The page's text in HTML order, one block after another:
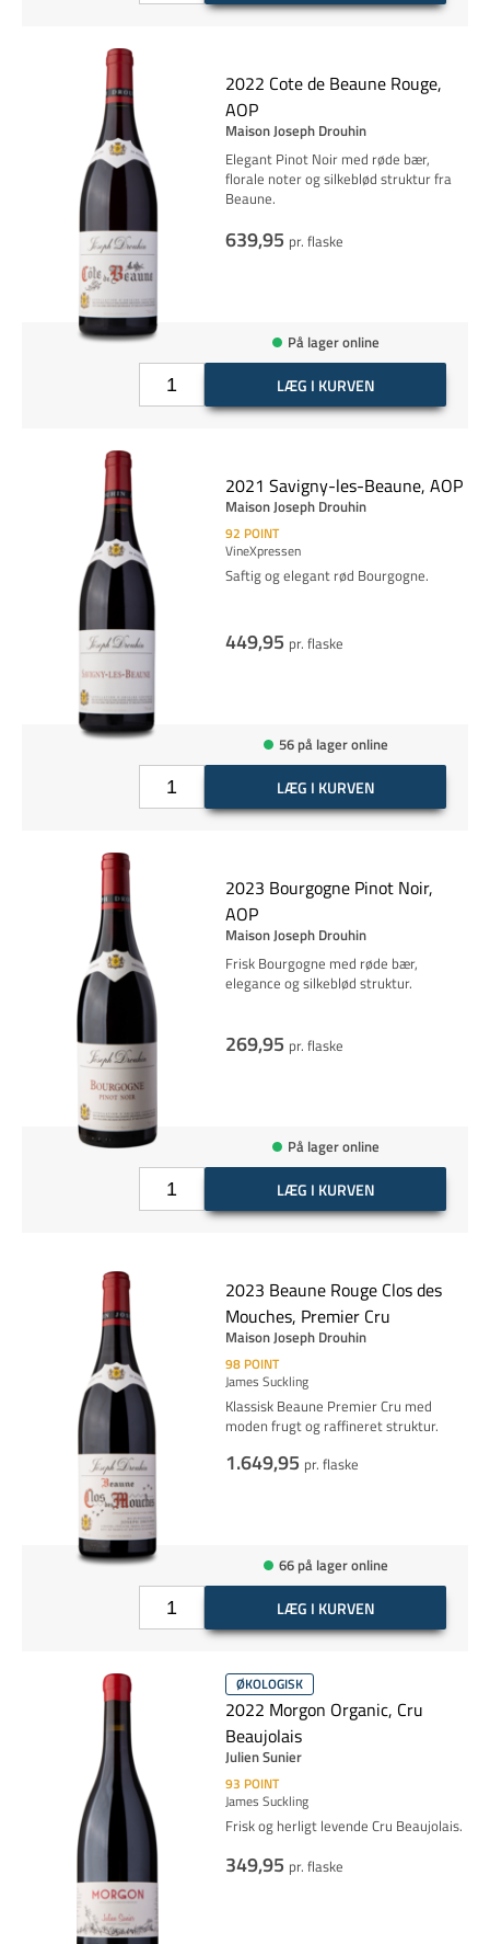
2022 Cote de Beaune Rouge,
AOP
Maison Joseph Drouhin
Elegant Pinot Noir med røde bær,
florale noter og silkeblød struktur fra
Beaune.
639,95 pr. flaske
På lager online
LÆG I KURVEN
2021 Savigny-les-Beaune, AOP
Maison Joseph Drouhin
92 POINT
VineXpressen
Saftig og elegant rød Bourgogne.
449,95 pr. flaske
56 på lager online
LÆG I KURVEN
2023 Bourgogne Pinot Noir,
AOP
Maison Joseph Drouhin
Frisk Bourgogne med røde bær,
elegance og silkeblød struktur.
269,95 pr. flaske
På lager online
LÆG I KURVEN
2023 Beaune Rouge Clos des
Mouches, Premier Cru
Maison Joseph Drouhin
98 POINT
James Suckling
Klassisk Beaune Premier Cru med
moden frugt og raffineret struktur.
1.649,95 pr. flaske
66 på lager online
LÆG I KURVEN
ØKOLOGISK
2022 Morgon Organic, Cru
Beaujolais
Julien Sunier
93 POINT
James Suckling
Frisk og herligt levende Cru Beaujolais.
349,95 pr. flaske